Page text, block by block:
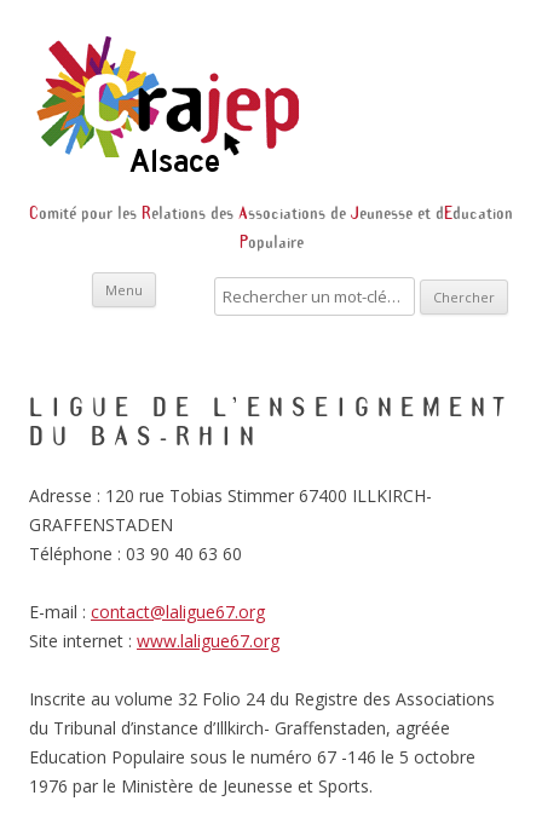
Comité pour les Relations des Associations de Jeunesse et d Education
Populaire
Recherche
Menu Skip to content
LIGUE DE L’ENSEIGNEMENT
DU BAS-RHIN
Adresse : 120 rue Tobias Stimmer 67400 ILLKIRCH-
GRAFFENSTADEN
Téléphone : 03 90 40 63 60
E-mail : contact@laligue67.org
Site internet : www.laligue67.org
Inscrite au volume 32 Folio 24 du Registre des Associations
du Tribunal d’instance d’Illkirch- Graffenstaden, agréée
Education Populaire sous le numéro 67 -146 le 5 octobre
1976 par le Ministère de Jeunesse et Sports.